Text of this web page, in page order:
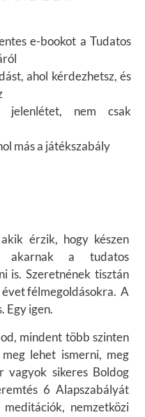
e-bookot a Tudatos
ahol kérdezhetsz, és
jelenlétet, nem csak
más a játékszabály
akik érzik, hogy készen
akarnak a tudatos
is. Szeretnének tisztán
félmegoldásokra. A
Egy igen.
mindent több szinten
lehet ismerni, meg
vagyok sikeres Boldog
6 Alapszabályát
nemzetközi